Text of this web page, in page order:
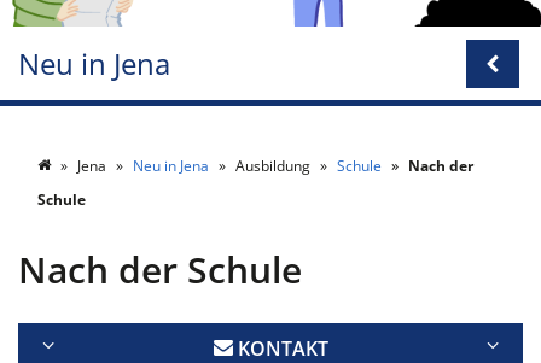
Neu in Jena
Jena Neu in Jena Ausbildung Schule
Nach der
Schule
Nach der Schule
KONTAKT